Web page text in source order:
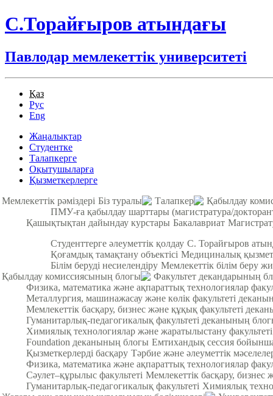
С.Торайғыров атындағы
Павлодар мемлекеттік университеті
Қаз
Рус
Eng
Жаңалықтар
Студентке
Талапкерге
Оқытушыларға
Қызметкерлерге
Мемлекеттік рәміздері Біз туралы Талапкер
Қабылдау
ПМУ-ға қабылдау шарттары (магистратура/
Қашықтықтан дайындау курстары Бакалавриат
Студенттерге әлеуметтік қолдау С. Торайғыров
Қоғамдық тамақтану объектісі Медициналық
Білім беруді несиелендіру Мемлекеттік білім беру
Қабылдау комиссиясының блогы
Факультет декандарының
Физика, математика және ақпараттық технологиялар
Металлургия, машинажасау және көлік факультеті
Мемлекеттік басқару, бизнес және құқық факультеті
Гуманитарлық-педагогикалық факультеті деканының
Химиялық технологиялар және жаратылыстану
Foundation деканының блогы Емтихандық сессия
Қызметкерлерді басқару Тәрбие және әлеуметтік
Физика, математика және ақпараттық технологиялар
Cәулет–құрылыс факультеті Мемлекеттік басқару, бизнес
Гуманитарлық-педагогикалық факультеті Химиялық